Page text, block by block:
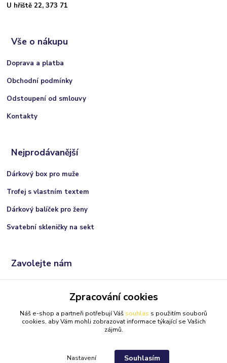
U hřiště 22, 373 71
Vše o nákupu
Doprava a platba
Obchodní podmínky
Odstoupení od smlouvy
Kontakty
Nejprodávanější
Dárkový box pro muže
Trofej s vlastním textem
Dárkový balíček pro ženy
Svatební skleničky na sekt
Zavolejte nám
(Po-Ne, 9:00 - 21:00 hod.)
info@darkolandia.cz
Zpracování cookies
Náš e-shop a partneři potřebují Váš souhlas s použitím souborů
cookies, aby Vám mohli zobrazovat informace týkající se Vašich
zájmů.
Nastavení Souhlasím